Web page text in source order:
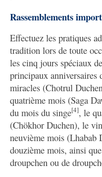
Rassemblements
Effectuez les pratiques
tradition lors de toute
les cinq jours spéciaux
principaux anniversaires
miracles (Chotrul
quatrième mois (Saga
du mois du singe[4], le
(Chökhor Duchen), le
neuvième mois
douzième mois, ainsi
droupchen ou de